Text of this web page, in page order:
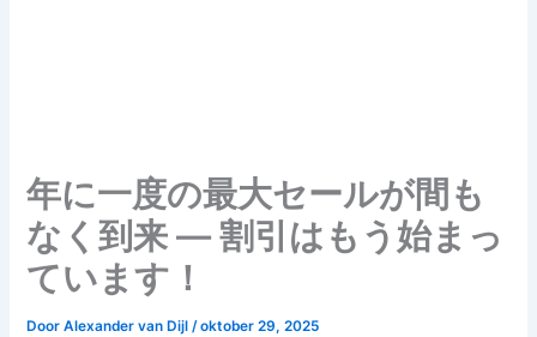
年に一度の最大セールが間も
なく到来 — 割引はもう始まっ
ています！
DoorAlexander van Dijl/oktober 29, 2025